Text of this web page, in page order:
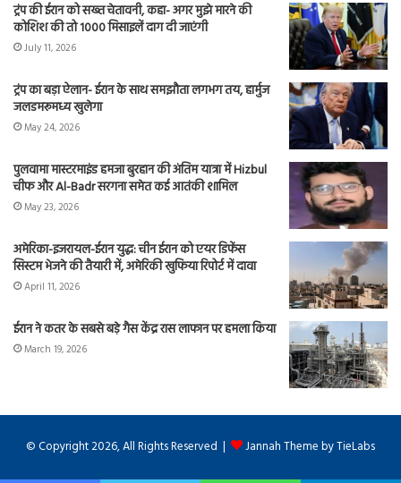
ट्रंप की ईरान को सख्त चेतावनी, कहा- अगर मुझे मारने की
कोशिश की तो 1000 मिसाइलें दाग दी जाएंगी
July 11, 2026
ट्रंप का बड़ा ऐलान- ईरान के साथ समझौता लगभग तय, हार्मुज
जलडमरूमध्य खुलेगा
May 24, 2026
पुलवामा मास्टरमाइंड हमजा बुरहान की अंतिम यात्रा में Hizbul
चीफ और Al-Badr सरगना समेत कई आतंकी शामिल
May 23, 2026
अमेरिका-इजरायल-ईरान युद्ध: चीन ईरान को एयर डिफेंस
सिस्टम भेजने की तैयारी में, अमेरिकी खुफिया रिपोर्ट में दावा
April 11, 2026
ईरान ने कतर के सबसे बड़े गैस केंद्र रास लाफान पर हमला किया
March 19, 2026
© Copyright 2026, All Rights Reserved | Jannah Theme by TieLabs